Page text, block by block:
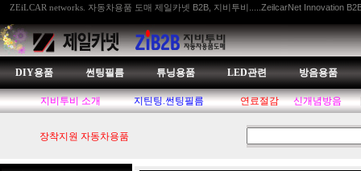
ZEiLCAR networks. 자동차용품 도매 제일카넷 B2B, 지비투비.....ZeilcarNet Innovation
DIY용품 썬팅필름 튜닝용품 LED관련 방음용품
지비투비 소개 지틴팅.썬팅필름 연료절감 신개념방음
장착지원 자동차용품